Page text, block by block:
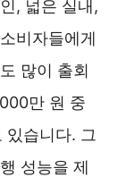
, 넓은 실내,
비자들에게
많이 출회
만 원 중
있습니다. 그
성능을 제